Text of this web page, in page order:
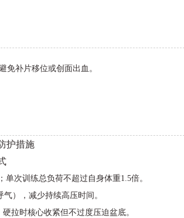
免补片移位或创面出血。
护措施
单次训练总负荷不超过自身体重1.5倍。
），减少持续高压时间。
拉时核心收紧但不过度压迫盆底。